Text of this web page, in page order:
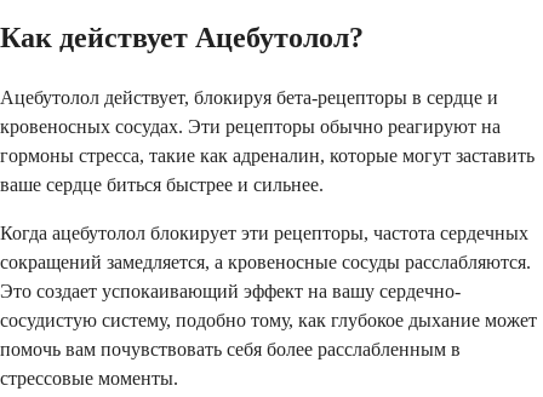
Как действует Ацебутолол?
Ацебутолол действует, блокируя бета-рецепторы в сердце и
кровеносных сосудах. Эти рецепторы обычно реагируют на
гормоны стресса, такие как адреналин, которые могут заставить
ваше сердце биться быстрее и сильнее.
Когда ацебутолол блокирует эти рецепторы, частота сердечных
сокращений замедляется, а кровеносные сосуды расслабляются.
Это создает успокаивающий эффект на вашу сердечно-
сосудистую систему, подобно тому, как глубокое дыхание может
помочь вам почувствовать себя более расслабленным в
стрессовые моменты.